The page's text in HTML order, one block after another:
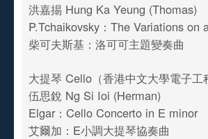
洪嘉掦 Hung Ka Yeung (Thomas)
P.Tchaikovsky：The Variations on
柴可夫斯基：洛可可主題變奏曲
大提琴 Cello（香港中文大學電子工
伍思銳 Ng Si Ioi (Herman)
Elgar：Cello Concerto in E minor
艾爾加：E小調大提琴協奏曲